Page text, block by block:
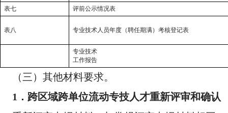
表七
评前公示情况表
表八 专业技术人员年度（聘任期满）考核登记表
专业技术
工作报告
（三）其他材料要求。
1 ． 跨区域跨单位流动专技人才重新评审和确认